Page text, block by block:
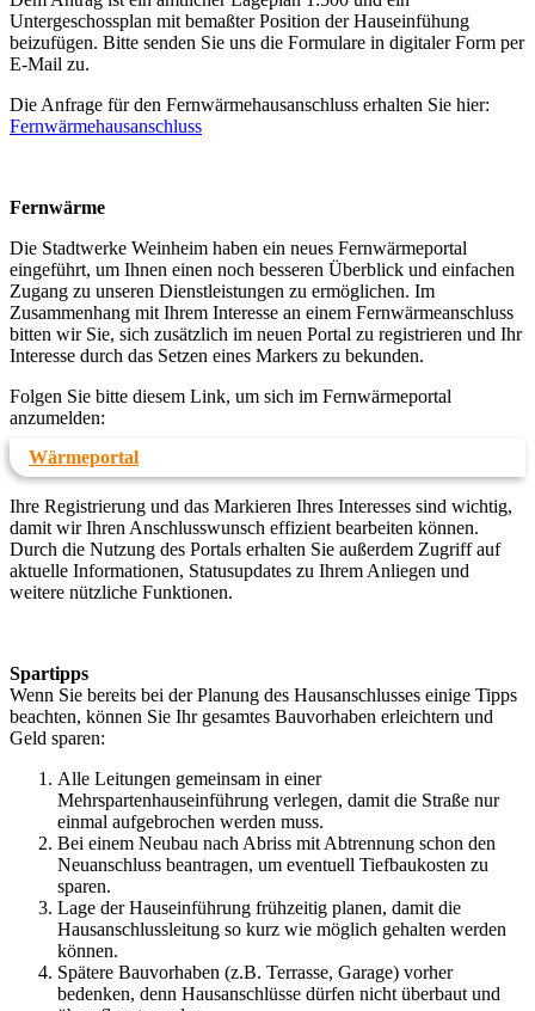
Untergeschossplan mit bemaßter Position der Hauseinfühung
beizufügen. Bitte senden Sie uns die Formulare in digitaler Form per
E-Mail zu.
Die Anfrage für den Fernwärmehausanschluss erhalten Sie hier:
Fernwärmehausanschluss
Fernwärme
Die Stadtwerke Weinheim haben ein neues Fernwärmeportal
eingeführt, um Ihnen einen noch besseren Überblick und einfachen
Zugang zu unseren Dienstleistungen zu ermöglichen. Im
Zusammenhang mit Ihrem Interesse an einem Fernwärmeanschluss
bitten wir Sie, sich zusätzlich im neuen Portal zu registrieren und Ihr
Interesse durch das Setzen eines Markers zu bekunden.
Folgen Sie bitte diesem Link, um sich im Fernwärmeportal
anzumelden:
Wärmeportal
Ihre Registrierung und das Markieren Ihres Interesses sind wichtig,
damit wir Ihren Anschlusswunsch effizient bearbeiten können.
Durch die Nutzung des Portals erhalten Sie außerdem Zugriff auf
aktuelle Informationen, Statusupdates zu Ihrem Anliegen und
weitere nützliche Funktionen.
Spartipps
Wenn Sie bereits bei der Planung des Hausanschlusses einige Tipps
beachten, können Sie Ihr gesamtes Bauvorhaben erleichtern und
Geld sparen:
Alle Leitungen gemeinsam in einer
Mehrspartenhauseinführung verlegen, damit die Straße nur
einmal aufgebrochen werden muss.
Bei einem Neubau nach Abriss mit Abtrennung schon den
Neuanschluss beantragen, um eventuell Tiefbaukosten zu
sparen.
Lage der Hauseinführung frühzeitig planen, damit die
Hausanschlussleitung so kurz wie möglich gehalten werden
können.
Spätere Bauvorhaben (z.B. Terrasse, Garage) vorher
bedenken, denn Hausanschlüsse dürfen nicht überbaut und